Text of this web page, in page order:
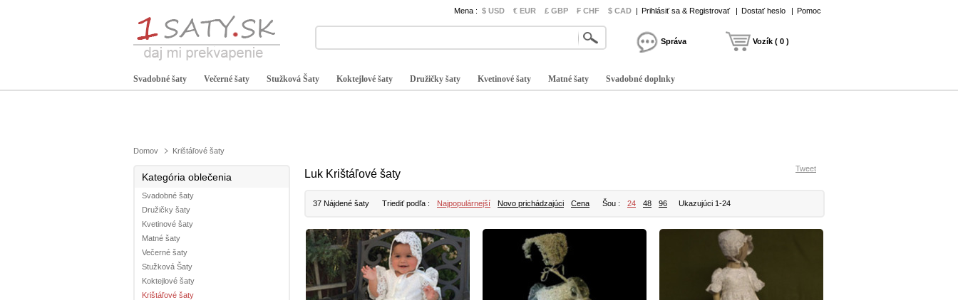
Mena : $ USD € EUR £ GBP ₣ CHF $ CAD | Prihlásiť sa & Registrovať | Dostať heslo | Pomoc
Správa Vozík ( 0 )
Svadobné šaty Večerné šaty Stužková Šaty Koktejlové šaty Družičky šaty Kvetinové šaty Matné šaty Svadobné doplnky
Domov Krištáľové šaty
Kategória oblečenia
Svadobné šaty
Družičky šaty
Kvetinové šaty
Matné šaty
Večerné šaty
Stužková Šaty
Koktejlové šaty
Krištáľové šaty
Luk Krištáľové šaty Tweet
37 Nájdené šaty Triediť podľa : Najpopulárnejší Novo prichádzajúci Cena Šou : 24 48 96 Ukazujúci 1-24